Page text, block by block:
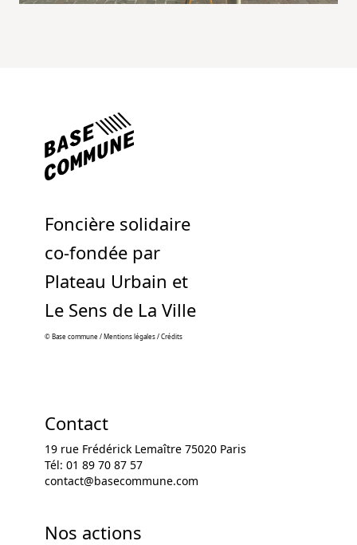
Foncière solidaire
co-fondée par
Plateau Urbain et
Le Sens de La Ville
© Base commune /Mentions légales/Crédits
Contact
19 rue Frédérick Lemaître 75020 Paris
Tél: 01 89 70 87 57
contact@basecommune.com
Nos actions